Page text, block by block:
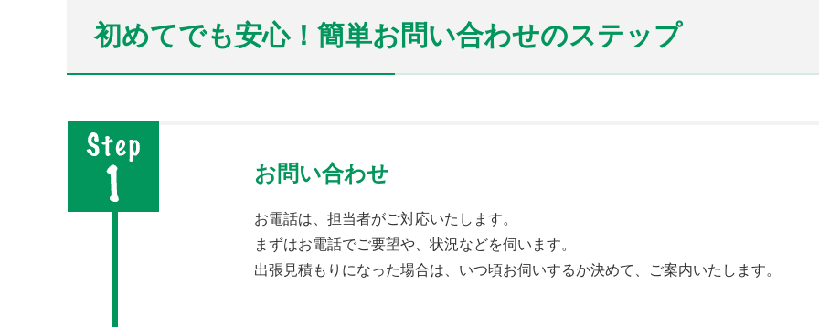
初めてでも安心！簡単お問い合わせのステップ
お問い合わせ
お電話は、担当者がご対応いたします。
まずはお電話でご要望や、状況などを伺います。
出張見積もりになった場合は、いつ頃お伺いするか決めて、ご案内いたします。